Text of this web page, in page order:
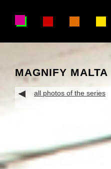
MAGNIFY MALTA
all photos of the series